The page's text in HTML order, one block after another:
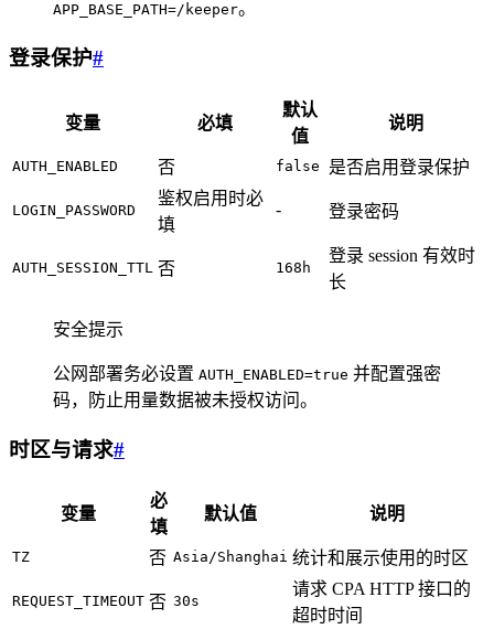
APP_BASE_PATH=/keeper。
登录保护#
变量 必填
默认
值
说明
AUTH_ENABLED 否 false 是否启用登录保护
LOGIN_PASSWORD
鉴权启用时必
填
- 登录密码
AUTH_SESSION_TTL 否 168h
登录 session 有效时
长
安全提示
公网部署务必设置 AUTH_ENABLED=true 并配置强密
码，防止用量数据被未授权访问。
时区与请求#
变量
必
填
默认值 说明
TZ 否 Asia/Shanghai 统计和展示使用的时区
REQUEST_TIMEOUT 否 30s
请求 CPA HTTP 接口的
超时时间